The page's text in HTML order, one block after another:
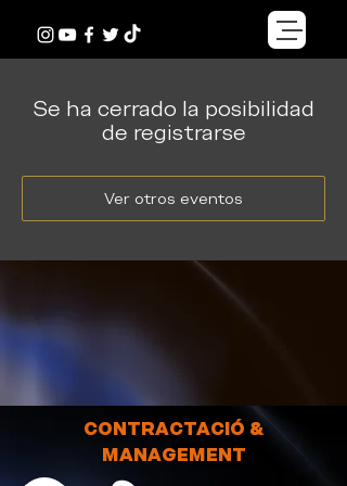
Se ha cerrado la posibilidad
de registrarse
Ver otros eventos
CONTRACTACIÓ &
MANAGEMENT